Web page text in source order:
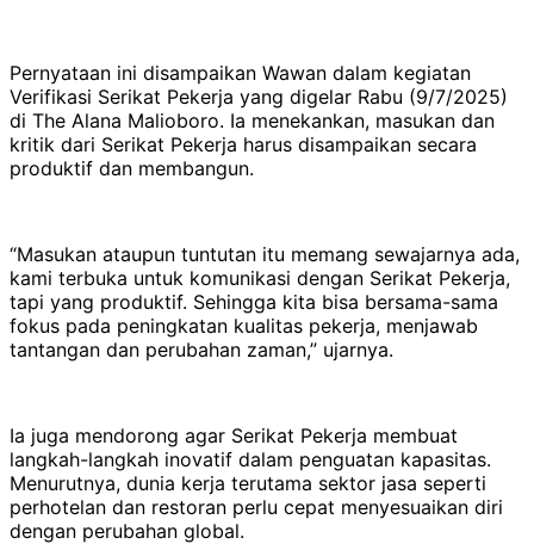
Pernyataan ini disampaikan Wawan dalam kegiatan
Verifikasi Serikat Pekerja yang digelar Rabu (9/7/2025)
di The Alana Malioboro. Ia menekankan, masukan dan
kritik dari Serikat Pekerja harus disampaikan secara
produktif dan membangun.
“Masukan ataupun tuntutan itu memang sewajarnya ada,
kami terbuka untuk komunikasi dengan Serikat Pekerja,
tapi yang produktif. Sehingga kita bisa bersama-sama
fokus pada peningkatan kualitas pekerja, menjawab
tantangan dan perubahan zaman,” ujarnya.
Ia juga mendorong agar Serikat Pekerja membuat
langkah-langkah inovatif dalam penguatan kapasitas.
Menurutnya, dunia kerja terutama sektor jasa seperti
perhotelan dan restoran perlu cepat menyesuaikan diri
dengan perubahan global.